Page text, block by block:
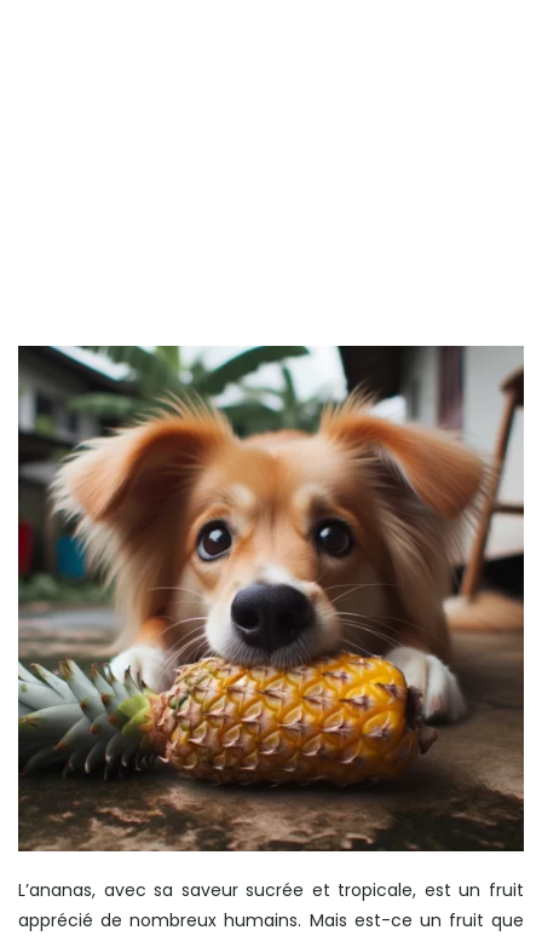
L’ananas, avec sa saveur sucrée et tropicale, est un fruit
apprécié de nombreux humains. Mais est-ce un fruit que